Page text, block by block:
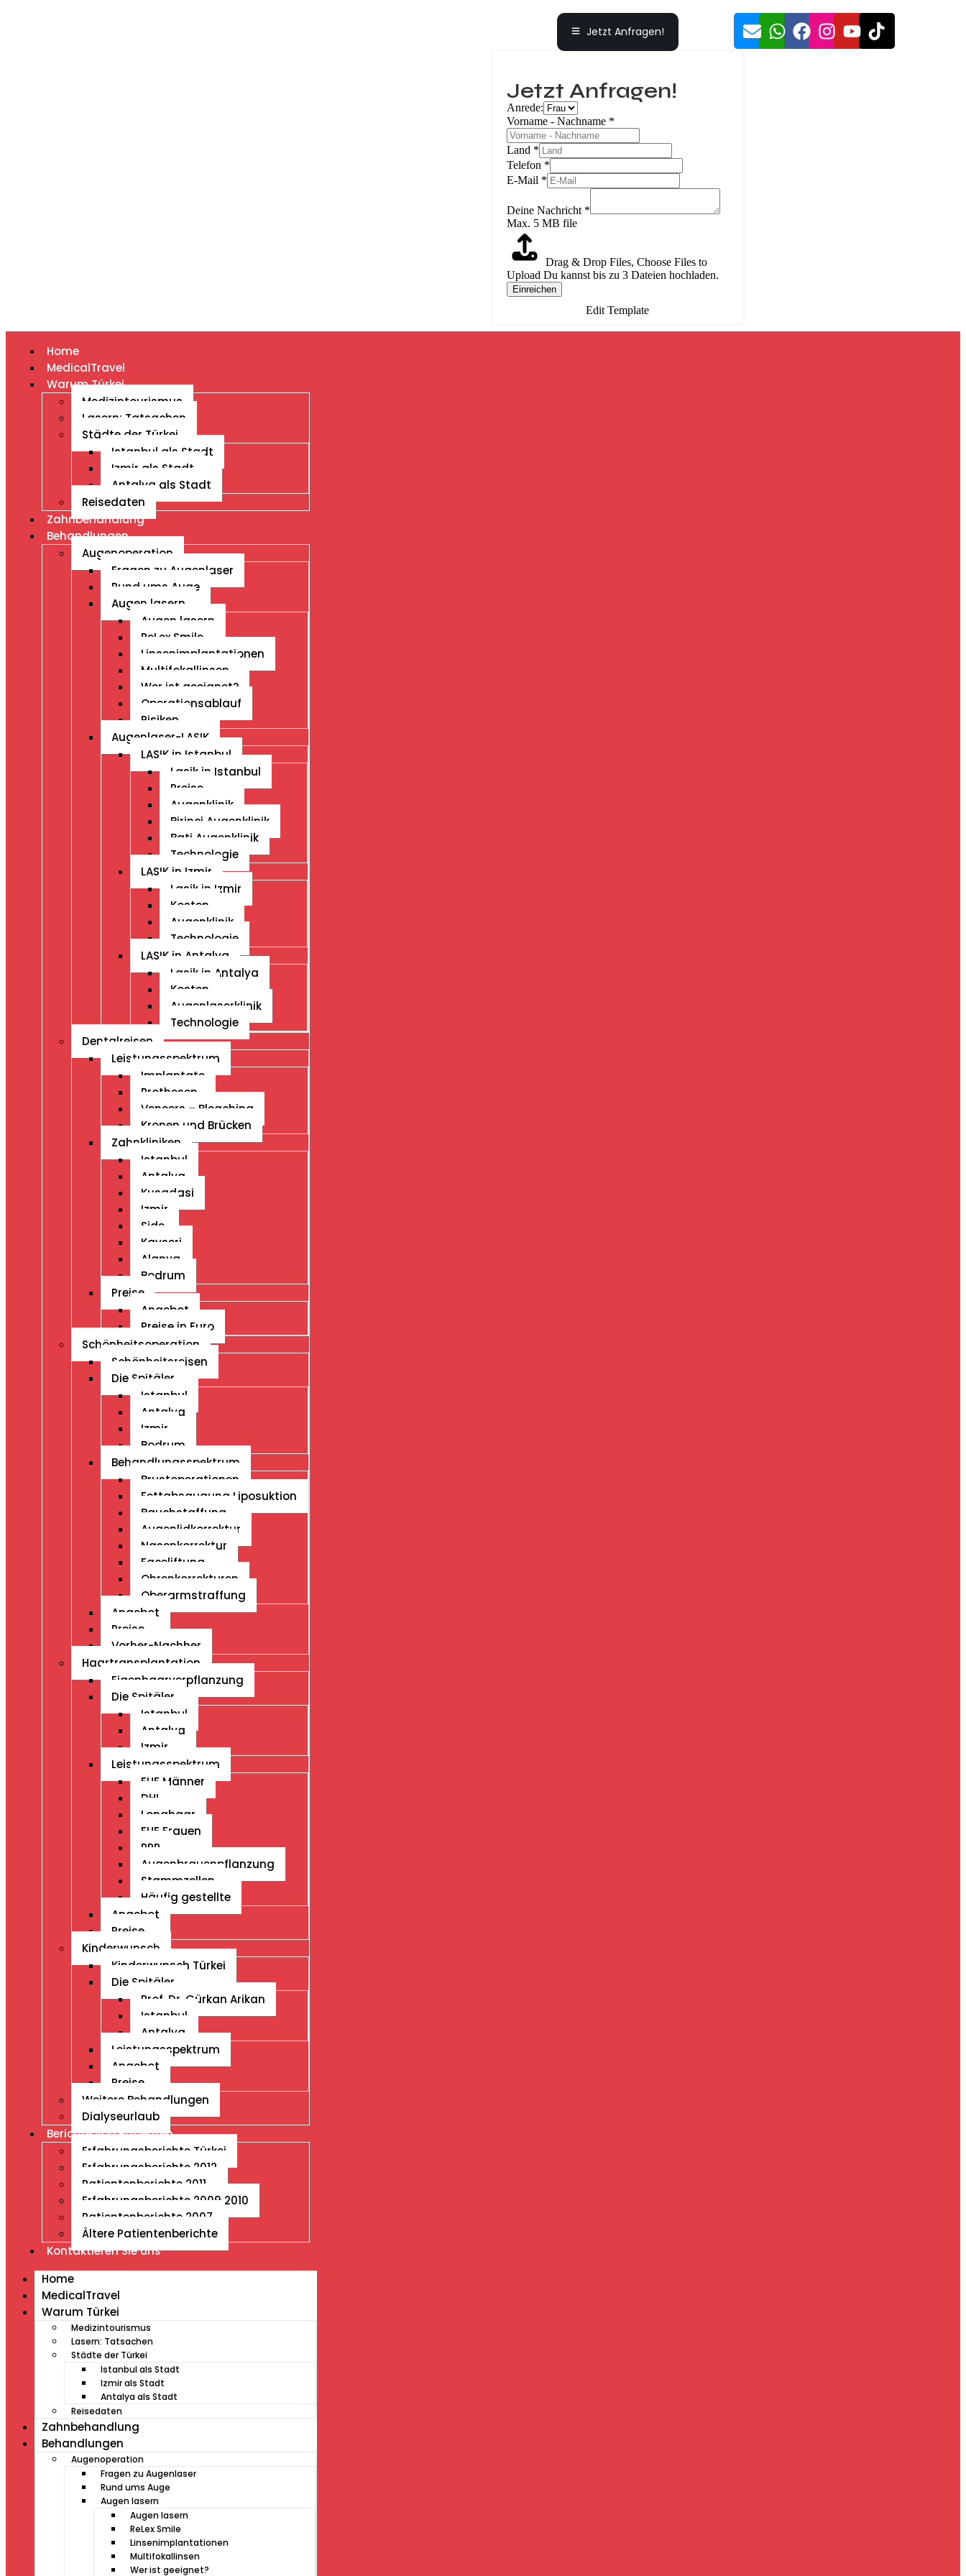
Jetzt Anfragen!
Jetzt Anfragen!
Anrede:
Vorname - Nachname *
Land *
Telefon *
E-Mail *
Deine Nachricht *
Max. 5 MB file
Drag & Drop Files, Choose Files to
Upload Du kannst bis zu 3 Dateien hochladen.
Einreichen
Edit Template
Home
MedicalTravel
Warum Türkei
Medizintourismus
Lasern: Tatsachen
Städte der Türkei
Istanbul als Stadt
Izmir als Stadt
Antalya als Stadt
Reisedaten
Zahnbehandlung
Behandlungen
Augenoperation
Fragen zu Augenlaser
Rund ums Auge
Augen lasern
Augen lasern
ReLex Smile
Linsenimplantationen
Multifokallinsen
Wer ist geeignet?
Operationsablauf
Risiken
Augenlaser-LASIK
LASIK in Istanbul
Lasik in Istanbul
Preise
Augenklinik
Birinci Augenklinik
Bati Augenklinik
Technologie
LASIK in Izmir
Lasik in Izmir
Kosten
Augenklinik
Technologie
LASIK in Antalya
Lasik in Antalya
Kosten
Augenlaserklinik
Technologie
Dentalreisen
Leistungsspektrum
Implantate
Prothesen
Veneers – Bleaching
Kronen und Brücken
Zahnkliniken
Istanbul
Antalya
Kusadasi
Izmir
Side
Kayseri
Alanya
Bodrum
Preise
Angebot
Preise in Euro
Schönheitsoperation
Schönheitsreisen
Die Spitäler
Istanbul
Antalya
Izmir
Bodrum
Behandlungsspektrum
Brustoperationen
Fettabsaugung Liposuktion
Bauchstaffung
Augenlidkorrektur
Nasenkorrektur
Faceliftung
Ohrenkorrekturen
Oberarmstraffung
Angebot
Preise
Vorher-Nachher
Haartransplantation
Eigenhaarverpflanzung
Die Spitäler
Istanbul
Antalya
Izmir
Leistungsspektrum
FUE Männer
DHI
Longhaar
FUE Frauen
PRP
Augenbrauenpflanzung
Stammzellen
Häufig gestellte
Angebot
Preise
Kinderwunsch
Kinderwunsch Türkei
Die Spitäler
Prof. Dr. Gürkan Arikan
Istanbul
Antalya
Leistungsspektrum
Angebot
Preise
Weitere Behandlungen
Dialyseurlaub
Berichte von Patienten
Erfahrungsberichte Türkei
Erfahrungsberichte 2012
Patientenberichte 2011
Erfahrungsberichte 2009 2010
Patientenberichte 2007
Ältere Patientenberichte
Kontaktieren Sie uns
Home
MedicalTravel
Warum Türkei
Medizintourismus
Lasern: Tatsachen
Städte der Türkei
Istanbul als Stadt
Izmir als Stadt
Antalya als Stadt
Reisedaten
Zahnbehandlung
Behandlungen
Augenoperation
Fragen zu Augenlaser
Rund ums Auge
Augen lasern
Augen lasern
ReLex Smile
Linsenimplantationen
Multifokallinsen
Wer ist geeignet?